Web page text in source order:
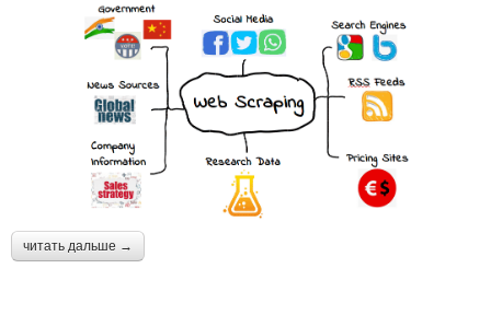
читать дальше →